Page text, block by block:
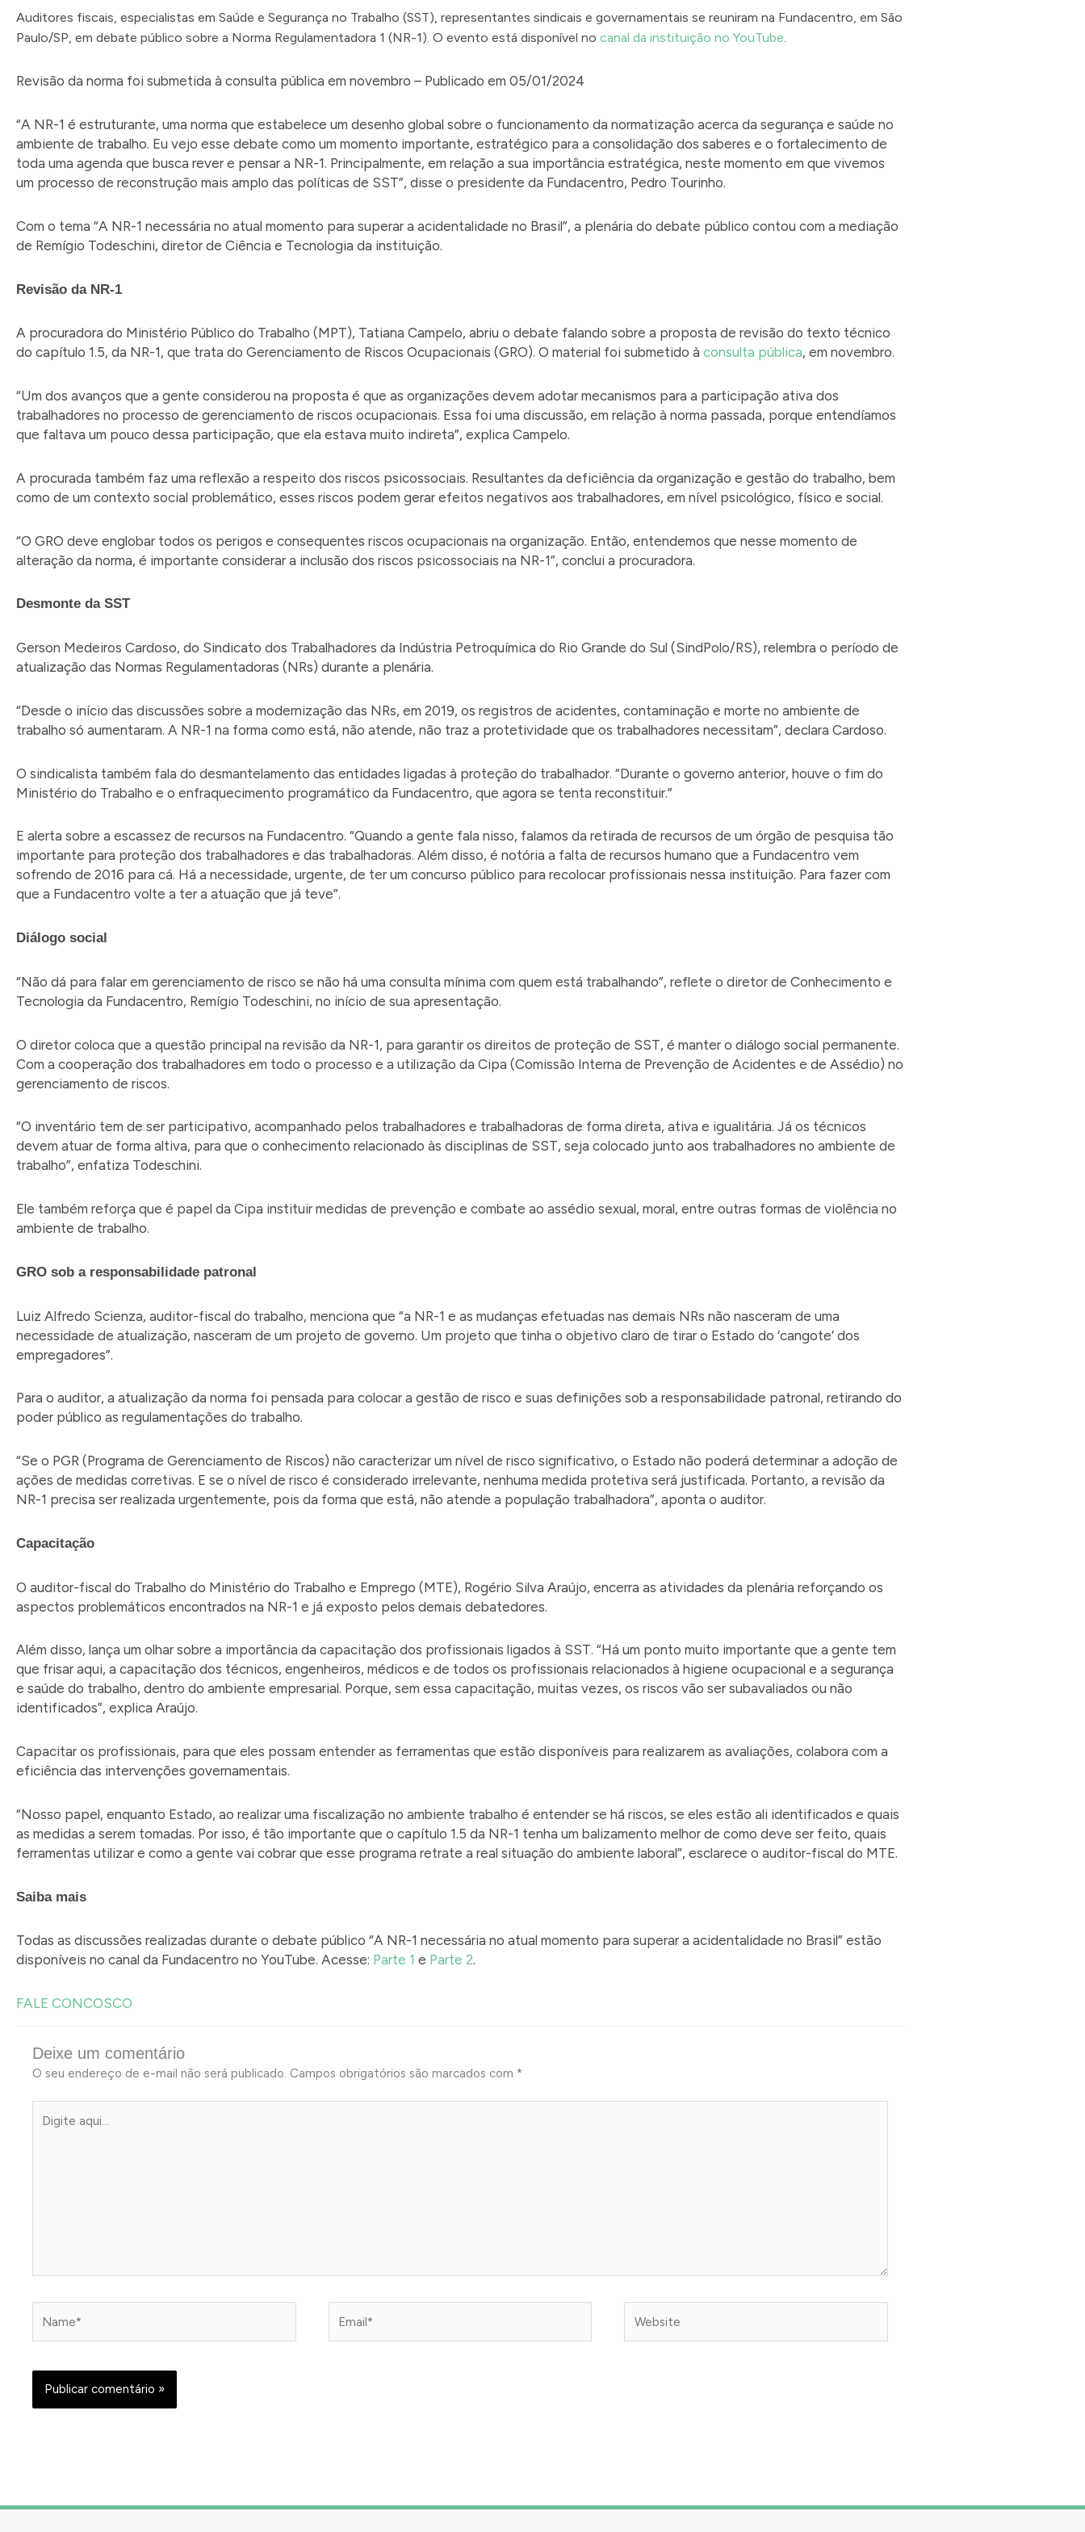
Auditores fiscais, especialistas em Saúde e Segurança no Trabalho (SST), representantes sindicais e governamentais se reuniram na Fundacentro, em São
Paulo/SP, em debate público sobre a Norma Regulamentadora 1 (NR-1). O evento está disponível no canal da instituição no YouTube
Revisão da norma foi submetida à consulta pública em novembro – Publicado em 05/01/2024
“A NR-1 é estruturante, uma norma que estabelece um desenho global sobre o funcionamento da normatização acerca da segurança e saúde no
ambiente de trabalho. Eu vejo esse debate como um momento importante, estratégico para a consolidação dos saberes e o fortalecimento de
toda uma agenda que busca rever e pensar a NR-1. Principalmente, em relação a sua importância estratégica, neste momento em que vivemos
um processo de reconstrução mais amplo das políticas de SST”, disse o presidente da Fundacentro, Pedro Tourinho.
Com o tema “A NR-1 necessária no atual momento para superar a acidentalidade no Brasil”, a plenária do debate público contou com a mediação
de Remígio Todeschini, diretor de Ciência e Tecnologia da instituição.
Revisão da NR-1
A procuradora do Ministério Público do Trabalho (MPT), Tatiana Campelo, abriu o debate falando sobre a proposta de revisão do texto técnico
do capítulo 1.5, da NR-1, que trata do Gerenciamento de Riscos Ocupacionais (GRO). O material foi submetido à consulta pública, em novembro.
“Um dos avanços que a gente considerou na proposta é que as organizações devem adotar mecanismos para a participação ativa dos
trabalhadores no processo de gerenciamento de riscos ocupacionais. Essa foi uma discussão, em relação à norma passada, porque entendíamos
que faltava um pouco dessa participação, que ela estava muito indireta”, explica Campelo.
A procurada também faz uma reflexão a respeito dos riscos psicossociais. Resultantes da deficiência da organização e gestão do trabalho, bem
como de um contexto social problemático, esses riscos podem gerar efeitos negativos aos trabalhadores, em nível psicológico, físico e social.
“O GRO deve englobar todos os perigos e consequentes riscos ocupacionais na organização. Então, entendemos que nesse momento de
alteração da norma, é importante considerar a inclusão dos riscos psicossociais na NR-1”, conclui a procuradora.
Desmonte da SST
Gerson Medeiros Cardoso, do Sindicato dos Trabalhadores da Indústria Petroquímica do Rio Grande do Sul (SindPolo/RS), relembra o período de
atualização das Normas Regulamentadoras (NRs) durante a plenária.
“Desde o início das discussões sobre a modernização das NRs, em 2019, os registros de acidentes, contaminação e morte no ambiente de
trabalho só aumentaram. A NR-1 na forma como está, não atende, não traz a protetividade que os trabalhadores necessitam”, declara Cardoso.
O sindicalista também fala do desmantelamento das entidades ligadas à proteção do trabalhador. “Durante o governo anterior, houve o fim do
Ministério do Trabalho e o enfraquecimento programático da Fundacentro, que agora se tenta reconstituir.”
E alerta sobre a escassez de recursos na Fundacentro. “Quando a gente fala nisso, falamos da retirada de recursos de um órgão de pesquisa tão
importante para proteção dos trabalhadores e das trabalhadoras. Além disso, é notória a falta de recursos humano que a Fundacentro vem
sofrendo de 2016 para cá. Há a necessidade, urgente, de ter um concurso público para recolocar profissionais nessa instituição. Para fazer com
que a Fundacentro volte a ter a atuação que já teve”.
Diálogo social
“Não dá para falar em gerenciamento de risco se não há uma consulta mínima com quem está trabalhando”, reflete o diretor de Conhecimento e
Tecnologia da Fundacentro, Remígio Todeschini, no início de sua apresentação.
O diretor coloca que a questão principal na revisão da NR-1, para garantir os direitos de proteção de SST, é manter o diálogo social permanente.
Com a cooperação dos trabalhadores em todo o processo e a utilização da Cipa (Comissão Interna de Prevenção de Acidentes e de Assédio) no
gerenciamento de riscos.
“O inventário tem de ser participativo, acompanhado pelos trabalhadores e trabalhadoras de forma direta, ativa e igualitária. Já os técnicos
devem atuar de forma altiva, para que o conhecimento relacionado às disciplinas de SST, seja colocado junto aos trabalhadores no ambiente de
trabalho”, enfatiza Todeschini.
Ele também reforça que é papel da Cipa instituir medidas de prevenção e combate ao assédio sexual, moral, entre outras formas de violência no
ambiente de trabalho.
GRO sob a responsabilidade patronal
Luiz Alfredo Scienza, auditor-fiscal do trabalho, menciona que “a NR-1 e as mudanças efetuadas nas demais NRs não nasceram de uma
necessidade de atualização, nasceram de um projeto de governo. Um projeto que tinha o objetivo claro de tirar o Estado do ‘cangote’ dos
empregadores”.
Para o auditor, a atualização da norma foi pensada para colocar a gestão de risco e suas definições sob a responsabilidade patronal, retirando do
poder público as regulamentações do trabalho.
“Se o PGR (Programa de Gerenciamento de Riscos) não caracterizar um nível de risco significativo, o Estado não poderá determinar a adoção de
ações de medidas corretivas. E se o nível de risco é considerado irrelevante, nenhuma medida protetiva será justificada. Portanto, a revisão da
NR-1 precisa ser realizada urgentemente, pois da forma que está, não atende a população trabalhadora”, aponta o auditor.
Capacitação
O auditor-fiscal do Trabalho do Ministério do Trabalho e Emprego (MTE), Rogério Silva Araújo, encerra as atividades da plenária reforçando os
aspectos problemáticos encontrados na NR-1 e já exposto pelos demais debatedores.
Além disso, lança um olhar sobre a importância da capacitação dos profissionais ligados à SST. “Há um ponto muito importante que a gente tem
que frisar aqui, a capacitação dos técnicos, engenheiros, médicos e de todos os profissionais relacionados à higiene ocupacional e a segurança
e saúde do trabalho, dentro do ambiente empresarial. Porque, sem essa capacitação, muitas vezes, os riscos vão ser subavaliados ou não
identificados”, explica Araújo.
Capacitar os profissionais, para que eles possam entender as ferramentas que estão disponíveis para realizarem as avaliações, colabora com a
eficiência das intervenções governamentais.
“Nosso papel, enquanto Estado, ao realizar uma fiscalização no ambiente trabalho é entender se há riscos, se eles estão ali identificados e quais
as medidas a serem tomadas. Por isso, é tão importante que o capítulo 1.5 da NR-1 tenha um balizamento melhor de como deve ser feito, quais
ferramentas utilizar e como a gente vai cobrar que esse programa retrate a real situação do ambiente laboral”, esclarece o auditor-fiscal do MTE.
Saiba mais
Todas as discussões realizadas durante o debate público “A NR-1 necessária no atual momento para superar a acidentalidade no Brasil” estão
disponíveis no canal da Fundacentro no YouTube. Acesse: Parte 1 e Parte 2.
FALE CONCOSCO
Deixe um comentário
O seu endereço de e-mail não será publicado. Campos obrigatórios são marcados com *
aqui...